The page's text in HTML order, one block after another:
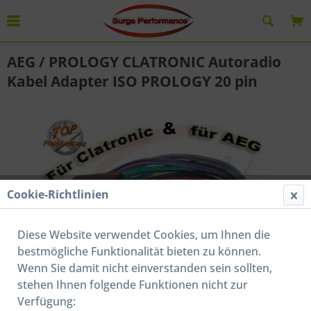
Autoradio Adapterkabel
AEG / PROLOGY CLATRONIC Autoradio
Kabel Adapter ISO PROLOGY 20 pin
7,99 € *
Cookie-Richtlinien
Diese Website verwendet Cookies, um Ihnen die
bestmögliche Funktionalität bieten zu können.
Wenn Sie damit nicht einverstanden sein sollten,
stehen Ihnen folgende Funktionen nicht zur
Verfügung: